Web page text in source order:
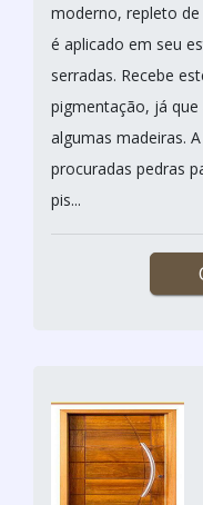
moderno, repleto de
é aplicado em seu
serradas. Recebe
pigmentação, já
algumas madeiras.
procuradas pedras
pis...